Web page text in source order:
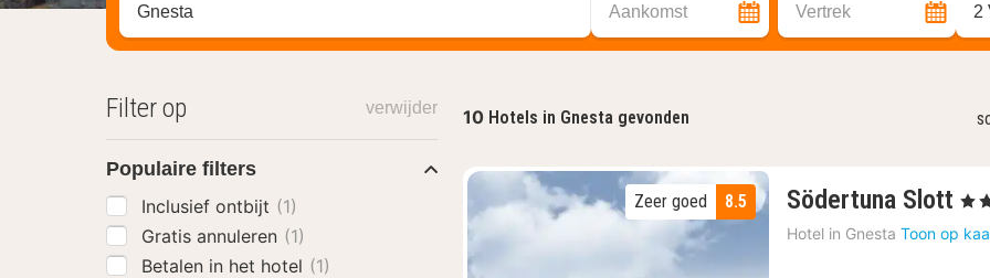
Zoek op hotel, regio of stad Aankomst Vertrek 2
10 Hotels in Gnesta gevonden
8.5
Zeer goed Södertuna Slott 1
, 4
Hotel in Gnesta Toon op
Filter op verwijder
Populaire filters
Inclusief ontbijt (1)
Gratis annuleren (1)
Betalen in het hotel (1)